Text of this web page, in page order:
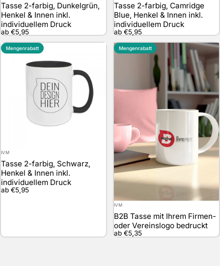
Tasse 2-farbig, Dunkelgrün,
Henkel & Innen inkl.
individuellem Druck
ab €5,95
Tasse 2-farbig, Camridge
Blue, Henkel & Innen inkl.
individuellem Druck
ab €5,95
Mengenrabatt
Anbieter:
IVM
Tasse 2-farbig, Schwarz,
Henkel & Innen inkl.
individuellem Druck
ab €5,95
Mengenrabatt
Anbieter:
IVM
B2B Tasse mit Ihrem Firmen-
oder Vereinslogo bedruckt
ab €5,35